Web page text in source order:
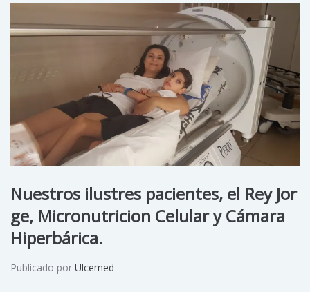
Nuestros ilustres pacientes, el Rey Jor
ge, Micronutricion Celular y Cámara
Hiperbárica.
Publicado por Ulcemed